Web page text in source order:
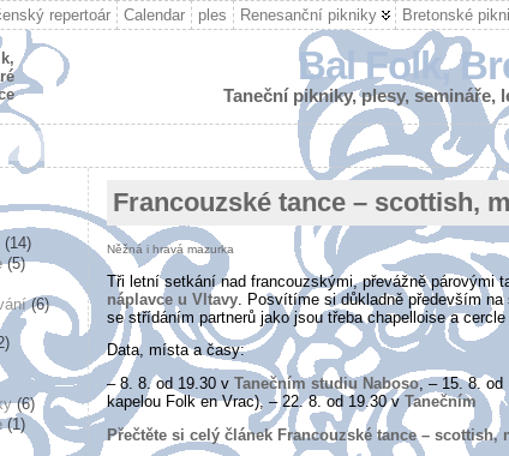
repertoár Calendar ples Renesanční pikniky Bretonské
Bal Folk,
Taneční pikniky, plesy, semináře,
(14)
(5)
(6)
(6)
(1)
Francouzské tance – scottish,
Něžná i hravá mazurka
Tři letní setkání nad francouzskými, převážně párovými
náplavce u Vltavy. Posvítíme si důkladně především na
se střídáním partnerů jako jsou třeba chapelloise a
Data, místa a časy:
– 8. 8. od 19.30 v Tanečním studiu Naboso, – 15. 8. od
kapelou Folk en Vrac), – 22. 8. od 19.30 v Tanečním
Přečtěte si celý článek Francouzské tance – scottish,